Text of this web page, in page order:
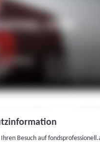
Besuch auf